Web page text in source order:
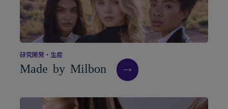
研究開発・ 生産
Made by Milbon